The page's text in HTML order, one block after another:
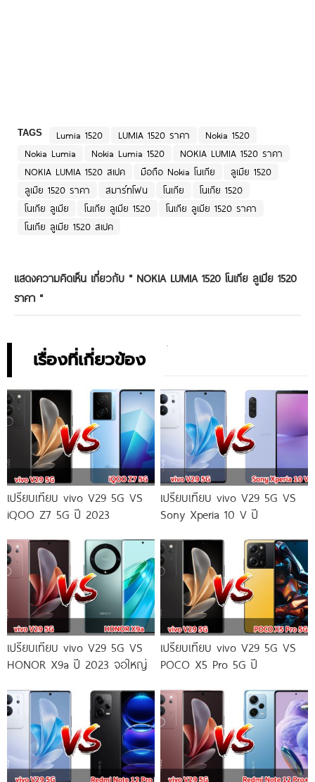
TAGS Lumia 1520 LUMIA 1520 ราคา
Nokia 1520
Nokia Lumia
Nokia Lumia 1520
NOKIA LUMIA 1520 ราคา
NOKIA LUMIA 1520 สเปค
มือถือ Nokia โนเกีย
ลูเมีย 1520
ลูเมีย 1520 ราคา
สมาร์ทโฟน โนเกีย
โนเกีย 1520
โนเกีย ลูเมีย
โนเกีย ลูเมีย 1520
โนเกีย ลูเมีย 1520 ราคา
โนเกีย ลูเมีย 1520 สเปค
แสดงความคิดเห็น เกี่ยวกับ " NOKIA LUMIA 1520 โนเกีย ลูเมีย 1520
ราคา "
เรื่องที่เกี่ยวข้อง
เปรียบเทียบ vivo V29 5G VS
iQOO Z7 5G ปี 2023
เปรียบเทียบ vivo V29 5G VS
Sony Xperia 10 V ปี
เปรียบเทียบ vivo V29 5G VS
HONOR X9a ปี 2023 จอใหญ่
เปรียบเทียบ vivo V29 5G VS
POCO X5 Pro 5G ปี